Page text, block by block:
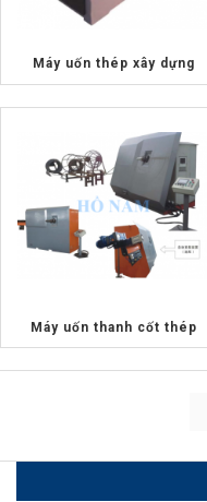
Máy uốn thép xây dựng
Máy uốn thanh cốt thép